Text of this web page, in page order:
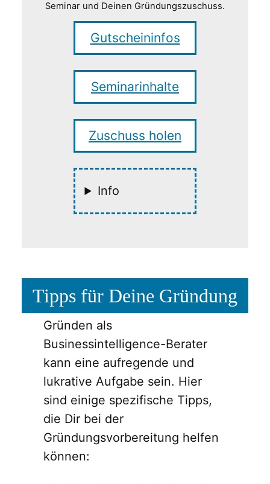
Seminar und Deinen Gründungszuschuss.
Gutscheininfos
Seminarinhalte
Zuschuss holen
Info
Tipps für Deine Gründung
Gründen als
Businessintelligence-Berater
kann eine aufregende und
lukrative Aufgabe sein. Hier
sind einige spezifische Tipps,
die Dir bei der
Gründungsvorbereitung helfen
können: